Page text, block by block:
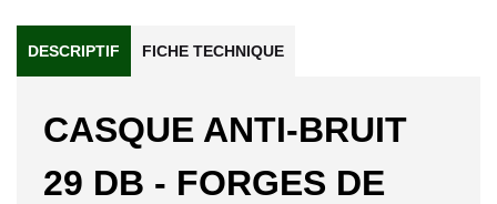
DESCRIPTIF FICHE TECHNIQUE
CASQUE ANTI-BRUIT
29 DB - FORGES DE